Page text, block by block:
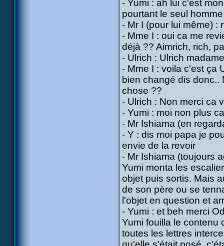
- Yumi : ah lui c'est
pourtant le seul
- Mr I (pour lui même) :
- Mme I : oui ca me
déjà ?? Aimrich, rich,
- Ulrich : Ulrich
- Mme I : voila c'est ça
bien changé dis donc..
chose ??
- Ulrich : Non merci ca
- Yumi : moi non plus
- Mr Ishiama (en
- Y : dis moi papa je
envie de la revoir
- Mr Ishiama (toujours
Yumi monta les
objet puis sortis. Mais
de son père ou se
l'objet en question et
- Yumi : et beh merci
Yumi fouilla le contenu
toutes les lettres